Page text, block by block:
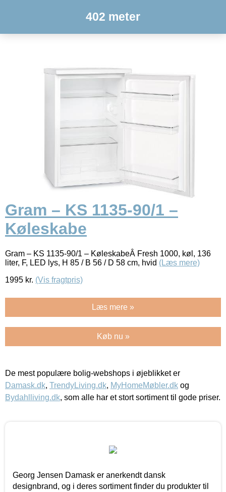
402 meter
Gram – KS 1135-90/1 –
Køleskabe
Gram – KS 1135-90/1 – KøleskabeÂ Fresh 1000, køl, 136
liter, F, LED lys, H 85 / B 56 / D 58 cm, hvid (Læs mere)
1995 kr. (Vis fragtpris)
Læs mere »
Køb nu »
De mest populære bolig-webshops i øjeblikket er
Damask.dk, TrendyLiving.dk, MyHomeMøbler.dk og
Bydahlliving.dk, som alle har et stort sortiment til gode priser.
Georg Jensen Damask er anerkendt dansk
designbrand, og i deres sortiment finder du produkter til